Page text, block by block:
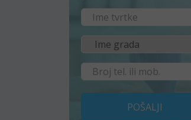
POŠALJI